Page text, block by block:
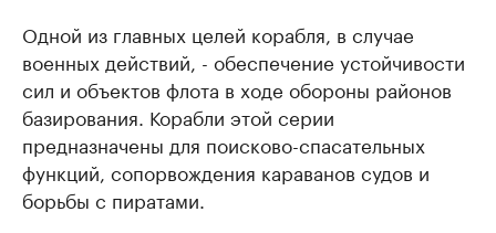
Одной из главных целей корабля, в случае
военных действий, - обеспечение устойчивости
сил и объектов флота в ходе обороны районов
базирования. Корабли этой серии
предназначены для поисково-спасательных
функций, сопорвождения караванов судов и
борьбы с пиратами.